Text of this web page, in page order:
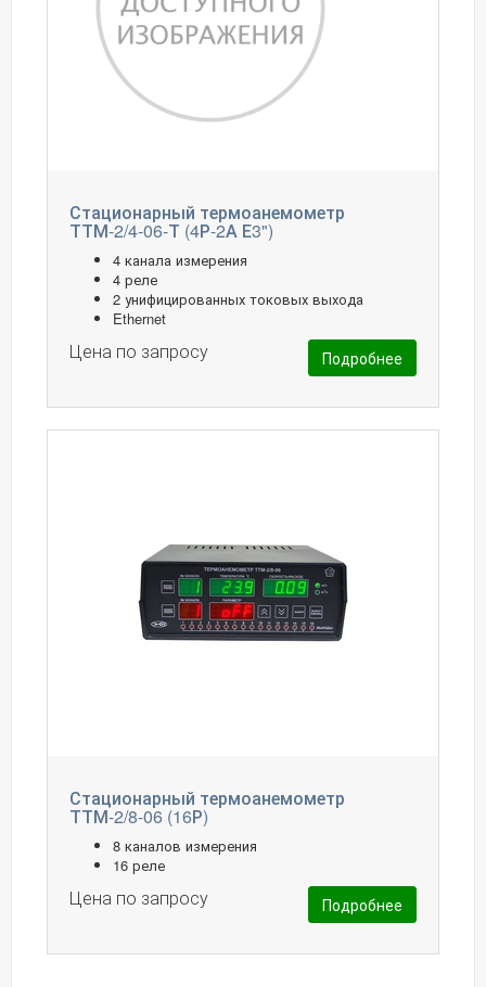
Стационарный термоанемометр
ТТМ-2/4-06-Т (4Р-2А Е3")
4 канала измерения
4 реле
2 унифицированных токовых выхода
Ethernet
Цена по запросу Подробнее
Стационарный термоанемометр
ТТМ-2/8-06 (16Р)
8 каналов измерения
16 реле
Цена по запросу Подробнее